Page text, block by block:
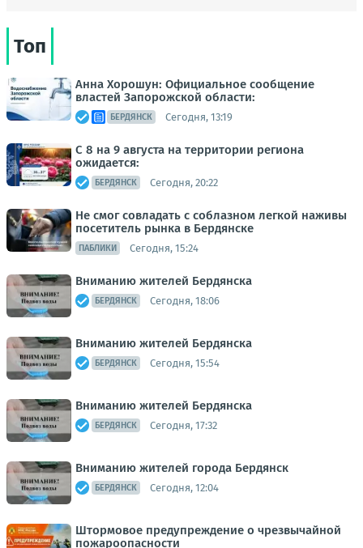
Топ
Анна Хорошун: Официальное сообщение
властей Запорожской области:
БЕРДЯНСК Сегодня, 13:19
С 8 на 9 августа на территории региона
ожидается:
БЕРДЯНСК Сегодня, 20:22
Не смог совладать с соблазном легкой наживы
посетитель рынка в Бердянске
ПАБЛИКИ Сегодня, 15:24
Вниманию жителей Бердянска
БЕРДЯНСК Сегодня, 18:06
Вниманию жителей Бердянска
БЕРДЯНСК Сегодня, 15:54
Вниманию жителей Бердянска
БЕРДЯНСК Сегодня, 17:32
Вниманию жителей города Бердянск
БЕРДЯНСК Сегодня, 12:04
Штормовое предупреждение о чрезвычайной
пожароопасности